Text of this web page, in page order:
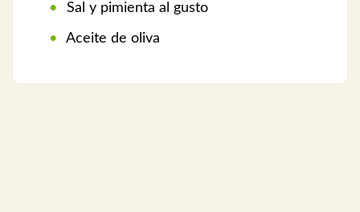
Sal y pimienta al gusto
Aceite de oliva